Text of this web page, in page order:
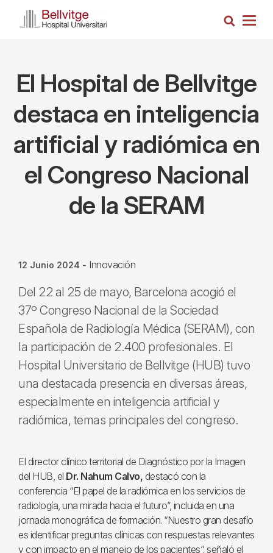
Busca
El Hospital de Bellvitge
destaca en inteligencia
artificial y radiómica en
el Congreso Nacional
de la SERAM
12 Junio 2024 - Innovación
Del 22 al 25 de mayo, Barcelona acogió el
37º Congreso Nacional de la Sociedad
Española de Radiología Médica (SERAM), con
la participación de 2.400 profesionales. El
Hospital Universitario de Bellvitge (HUB) tuvo
una destacada presencia en diversas áreas,
especialmente en inteligencia artificial y
radiómica, temas principales del congreso.
El director clínico territorial de Diagnóstico por la Imagen
del HUB, el Dr. Nahum Calvo, destacó con la
conferencia “El papel de la radiómica en los servicios de
radiología, una mirada hacia el futuro”, incluida en una
jornada monográfica de formación. “Nuestro gran desafío
es identificar preguntas clínicas con respuestas relevantes
y con impacto en el manejo de los pacientes”, señaló el